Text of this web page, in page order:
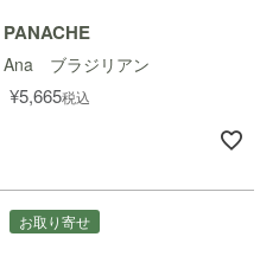
PANACHE
Ana ブラジリアン
¥5,665税込
お取り寄せ